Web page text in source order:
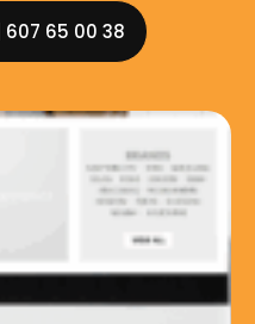
607 65 00 38